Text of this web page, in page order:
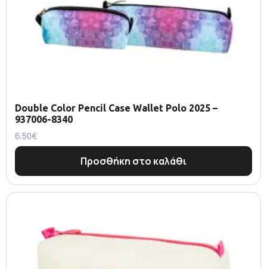
Double Color Pencil Case Wallet Polo 2025 –
937006-8340
6.50€
Προσθήκη στο καλάθι